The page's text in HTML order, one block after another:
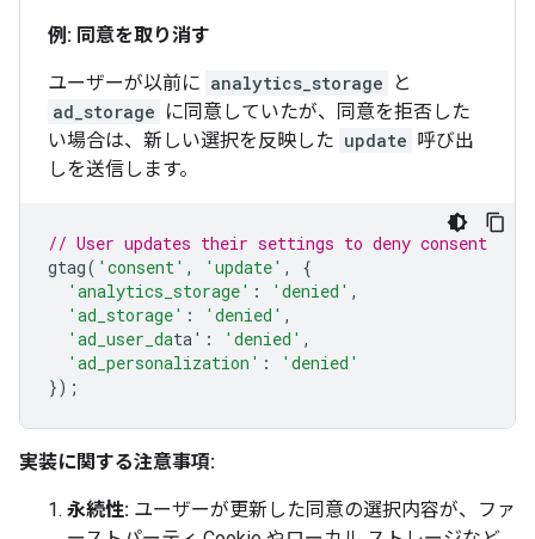
例: 同意を取り消す
ユーザーが以前に analytics_storage
と
ad_storage に同意していたが、同意を拒否した
い場合は、新しい選択を反映した update 呼び出
しを送信します。
// User updates their settings to deny consent
gtag( 'consent' , 'update' ,
{
'analytics_storage' : 'denied' ,
'ad_storage' : 'denied' ,
'ad_user_data' : 'denied' ,
'ad_personalization' :
'denied'
});
実装に関する注意事項:
永続性: ユーザーが更新した同意の選択内容が、ファ